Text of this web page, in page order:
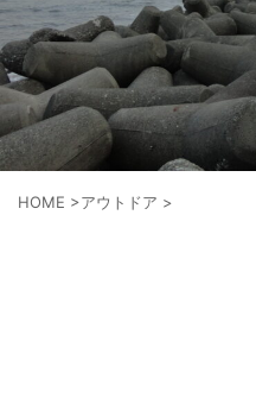
HOME >アウトドア >